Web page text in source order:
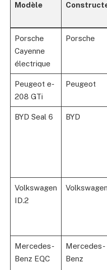
Modèle
Porsche
Cayenne
électrique
Porsche
Peugeot e-
208 GTi
Peugeot
BYD Seal 6 BYD
Volkswagen
ID.2
Volkswagen
Mercedes-
Benz EQC
Mercedes-
Benz